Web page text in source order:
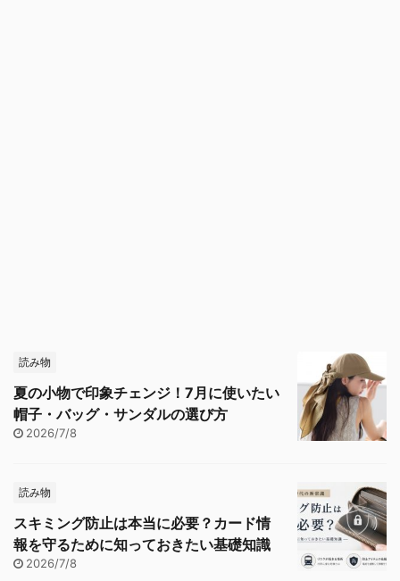
読み物
夏の小物で印象チェンジ！7月に使いたい
帽子・バッグ・サンダルの選び方
2026/7/8
読み物
スキミング防止は本当に必要？カード情
報を守るために知っておきたい基礎知識
2026/7/8